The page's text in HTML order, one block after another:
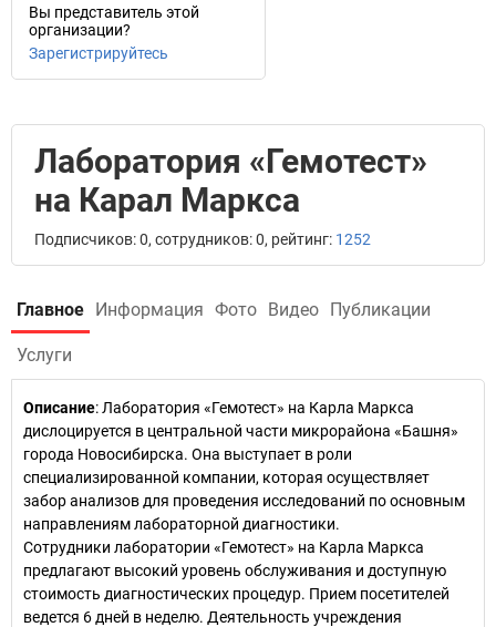
Вы представитель этой
организации?
Зарегистрируйтесь
Лаборатория «Гемотест»
на Карал Маркса
Подписчиков: 0, сотрудников: 0, рейтинг: 1252
Главное Информация Фото Видео Публикации
Услуги
Описание: Лаборатория «Гемотест» на Карла Маркса
дислоцируется в центральной части микрорайона «Башня»
города Новосибирска. Она выступает в роли
специализированной компании, которая осуществляет
забор анализов для проведения исследований по основным
направлениям лабораторной диагностики.
Сотрудники лаборатории «Гемотест» на Карла Маркса
предлагают высокий уровень обслуживания и доступную
стоимость диагностических процедур. Прием посетителей
ведется 6 дней в неделю. Деятельность учреждения